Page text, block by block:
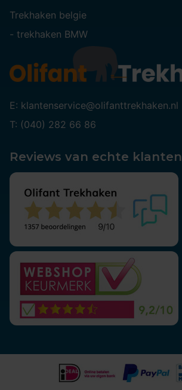
Trekhaken belgie
- trekhaken BMW
E: klantenservice@olifanttrekhaken.nl
T: (040) 282 66 86
Reviews van echte klanten